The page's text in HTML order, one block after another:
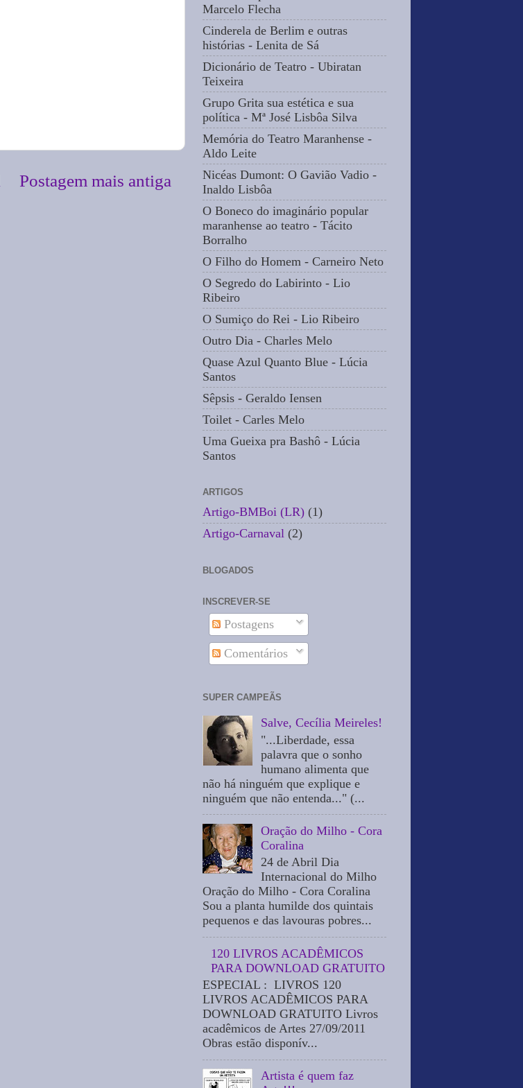
Postagem mais antiga
Marcelo Flecha
Cinderela de Berlim e outras
histórias - Lenita de Sá
Dicionário de Teatro - Ubiratan
Teixeira
Grupo Grita sua estética e sua
política - Mª José Lisbôa Silva
Memória do Teatro Maranhense -
Aldo Leite
Nicéas Dumont: O Gavião Vadio -
Inaldo Lisbôa
O Boneco do imaginário popular
maranhense ao teatro - Tácito
Borralho
O Filho do Homem - Carneiro Neto
O Segredo do Labirinto - Lio
Ribeiro
O Sumiço do Rei - Lio Ribeiro
Outro Dia - Charles Melo
Quase Azul Quanto Blue - Lúcia
Santos
Sêpsis - Geraldo Iensen
Toilet - Carles Melo
Uma Gueixa pra Bashô - Lúcia
Santos
ARTIGOS
Artigo-BMBoi (LR) (1)
Artigo-Carnaval (2)
BLOGADOS
INSCREVER-SE
Postagens
Comentários
SUPER CAMPEÃS
Salve, Cecília Meireles!
"...Liberdade, essa
palavra que o sonho
humano alimenta que
não há ninguém que explique e
ninguém que não entenda..." (...
Oração do Milho - Cora
Coralina
24 de Abril Dia
Internacional do Milho
Oração do Milho - Cora Coralina
Sou a planta humilde dos quintais
pequenos e das lavouras pobres...
120 LIVROS ACADÊMICOS
PARA DOWNLOAD GRATUITO
ESPECIAL : LIVROS 120
LIVROS ACADÊMICOS PARA
DOWNLOAD GRATUITO Livros
acadêmicos de Artes 27/09/2011
Obras estão disponív...
Artista é quem faz